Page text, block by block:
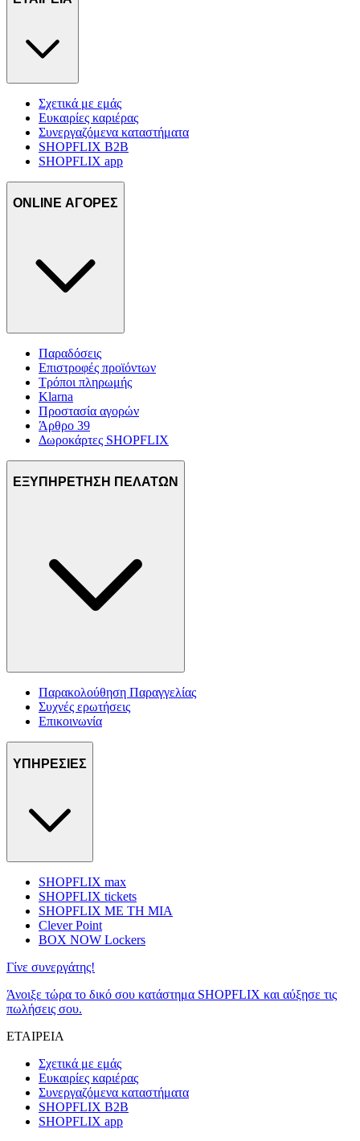
Σχετικά με εμάς
Ευκαιρίες καριέρας
Συνεργαζόμενα καταστήματα
SHOPFLIX B2B
SHOPFLIX app
ONLINE ΑΓΟΡΕΣ
Παραδόσεις
Επιστροφές προϊόντων
Τρόποι πληρωμής
Klarna
Προστασία αγορών
Άρθρο 39
Δωροκάρτες SHOPFLIX
ΕΞΥΠΗΡΕΤΗΣΗ ΠΕΛΑΤΩΝ
Παρακολούθηση Παραγγελίας
Συχνές ερωτήσεις
Επικοινωνία
ΥΠΗΡΕΣΙΕΣ
SHOPFLIX max
SHOPFLIX tickets
SHOPFLIX ΜΕ ΤΗ ΜΙΑ
Clever Point
BOX NOW Lockers
Γίνε συνεργάτης!
Άνοιξε τώρα το δικό σου κατάστημα SHOPFLIX και αύξησε τις
πωλήσεις σου.
ΕΤΑΙΡΕΙΑ
Σχετικά με εμάς
Ευκαιρίες καριέρας
Συνεργαζόμενα καταστήματα
SHOPFLIX B2B
SHOPFLIX app